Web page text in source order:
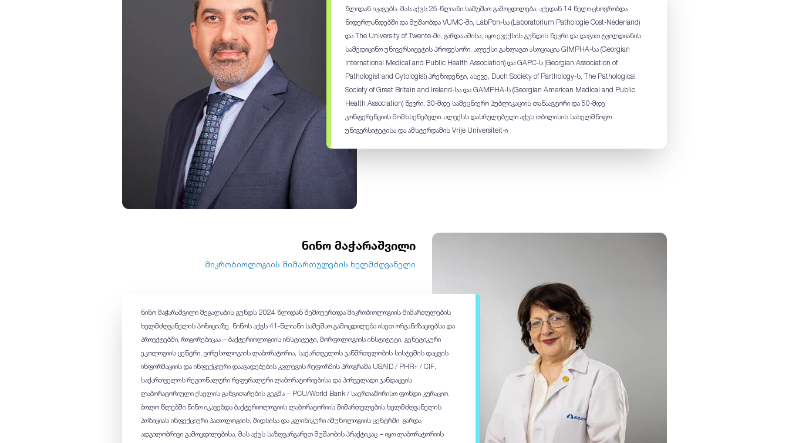
წლიდან იკავებს. მას აქვს 25-წლიანი სამუშაო გამოცდილება, აქედან 14 წელი ცხოვრობდა
ნიდერლანდებში და მუშაობდა VUMC-ში, LabPon-სა (Laboratorium Pathologie Oost-Nederland)
და The University of Twente-ში, გარდა ამისა, იყო ევექსის გუნდის წევრი და დავით ტვილდიანის
სამედიცინო უნივერსიტეტის პროფესორი. ალექსი გახლავთ ასოციაცია GIMPHA-სა (Georgian
International Medical and Public Health Association) და GAPC-ს (Georgian Association of
Pathologist and Cytologist) პრეზიდენტი, ასევე, Duch Society of Parthology-ს, The Pathological
Society of Great Britain and Ireland-სა და GAMPHA-ს (Georgian American Medical and Public
Health Association) წევრი, 30-მდე სამეცნიერო პუბლიკაციის თანაავტორი და 50-მდე
კონფერენციის მომხსენებელი. ალექსს დასრულებული აქვს თბილისის სახელმწიფო
უნივერსიტეტისა და ამსტერდამის Vrije Universiteit-ი
ნინო მაჭარაშვილი
მიკრობიოლოგიის მიმართულების ხელმძღვანელი
ნინო მაჭარაშვილი მეგალაბის გუნდს 2024 წლიდან შემოუერთდა მიკრობიოლოგიის მიმართულების
ხელმძღვანელის პოზიციაზე. ნინოს აქვს 41-წლიანი სამუშაო გამოცდილება ისეთ ორგანიზაციებსა და
პროექტებში, როგორებიცაა − ბაქტერიოლოგიის ინსტიტუტი, მორფოლოგიის ინსტიტუტი, გენეტიკური
ეკოლოგიის ცენტრი, ვირუსოლოგიის ლაბორატორია, საქართველოს ჯანმრთელობის სისტემის დაცვის
ინფორმაციის და ინფექციური დაავადებების კვლევის რეფორმის პროგრამა USAID / PHR+ / CIF,
საქართველოს რეგიონალური რეფერალური ლაბორატორიებისა და პირველადი ჯანდაცვის
ლაბორატორიული ქსელის განვითარების გეგმა − PCU/World Bank / საერთაშორისო ფონდი კურაციო.
ბოლო წლებში ნინო იკავებდა ბაქტერიოლოგიის ლაბორატორიის მიმართულების ხელმძღვანელის
პოზიციას ინფექციური პათოლოგიის, შიდსისა და კლინიკური იმუნოლოგიის ცენტრში. გარდა
ადგილობრივი გამოცდილებისა, მას აქვს საზღვარგარეთ მუშაობის პრაქტიკაც − იყო ლაბორატორიის